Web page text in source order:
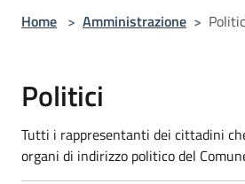
Home > Amministrazione >
Politici
Tutti i rappresentanti dei cittadini
organi di indirizzo politico del